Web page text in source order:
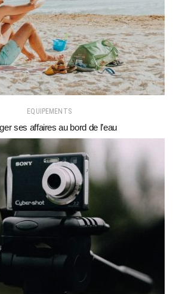
EQUIPEMENTS
ses affaires au bord de l’eau